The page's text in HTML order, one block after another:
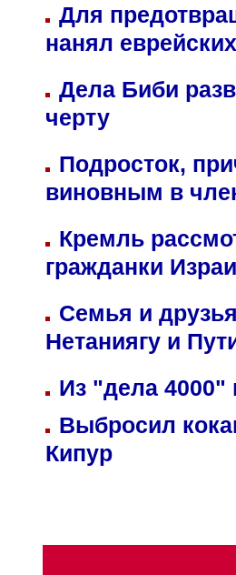
Для
нанял
Дела Биби
черту
Подросток,
виновным в
Кремль
гражданки
Семья и
Нетаниягу и
Из "дела 4000"
Выбросил
Кипур